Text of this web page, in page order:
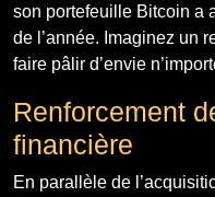
son portefeuille Bitcoin a
de l’année. Imaginez un
faire pâlir d’envie
Renforcement
financière
En parallèle de